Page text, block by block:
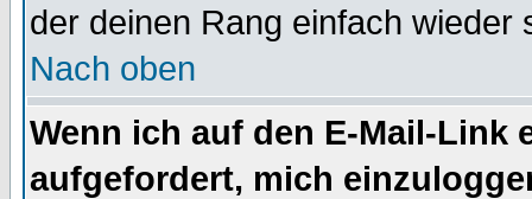
der deinen Rang einfach wieder
Nach oben
Wenn ich auf den E-Mail-Link
aufgefordert, mich